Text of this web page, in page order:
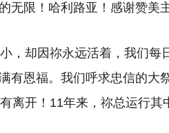
无限！哈利路亚！感谢赞美
，却因祢永远活着，我们每
有恩福。我们呼求忠信的大
离开！11年来，祢总运行其